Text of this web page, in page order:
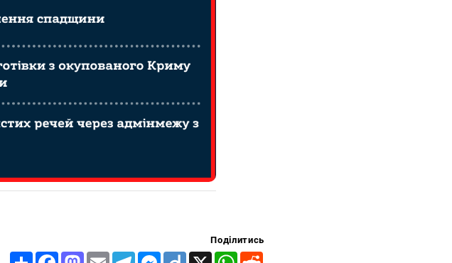
Поділитись
Share FacebookMastodon
Email TelegramMessenger
Diigo X WhatsApp